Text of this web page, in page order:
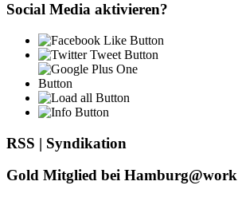
Social Media aktivieren?
RSS | Syndikation
Gold Mitglied bei Hamburg@work